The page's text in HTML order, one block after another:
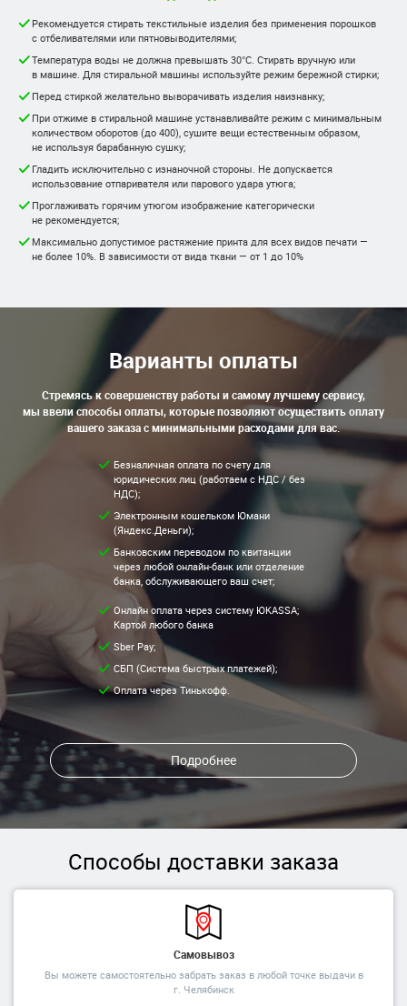
Рекомендуется стирать текстильные изделия без применения порошков
с отбеливателями или пятновыводителями;
Температура воды не должна превышать 30°С. Стирать вручную или
в машине. Для стиральной машины используйте режим бережной стирки;
Перед стиркой желательно выворачивать изделия наизнанку;
При отжиме в стиральной машине устанавливайте режим с минимальным
количеством оборотов (до 400), сушите вещи естественным образом,
не используя барабанную сушку;
Гладить исключительно с изнаночной стороны. Не допускается
использование отпаривателя или парового удара утюга;
Проглаживать горячим утюгом изображение категорически
не рекомендуется;
Максимально допустимое растяжение принта для всех видов печати —
не более 10%. В зависимости от вида ткани — от 1 до 10%
Варианты оплаты
Стремясь к совершенству работы и самому лучшему сервису,
мы ввели способы оплаты, которые позволяют осуществить оплату
вашего заказа с минимальными расходами для вас.
Безналичная оплата по счету для
юридических лиц (работаем с НДС / без
НДС);
Электронным кошельком Юмани
(Яндекс.Деньги);
Банковским переводом по квитанции
через любой онлайн-банк или отделение
банка, обслуживающего ваш счет;
Онлайн оплата через систему ЮKASSA;
Картой любого банка
Sber Pay;
СБП (Система быстрых платежей);
Оплата через Тинькофф.
Подробнее
Способы доставки заказа
Самовывоз
Вы можете самостоятельно забрать заказ в любой точке выдачи в
г. Челябинск